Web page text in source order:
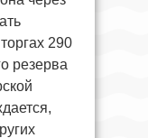
290
резерва